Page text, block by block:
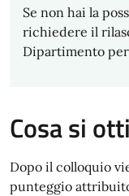
Se non hai la
richiedere il
Dipartimento
Cosa si
Dopo il colloquio
punteggio